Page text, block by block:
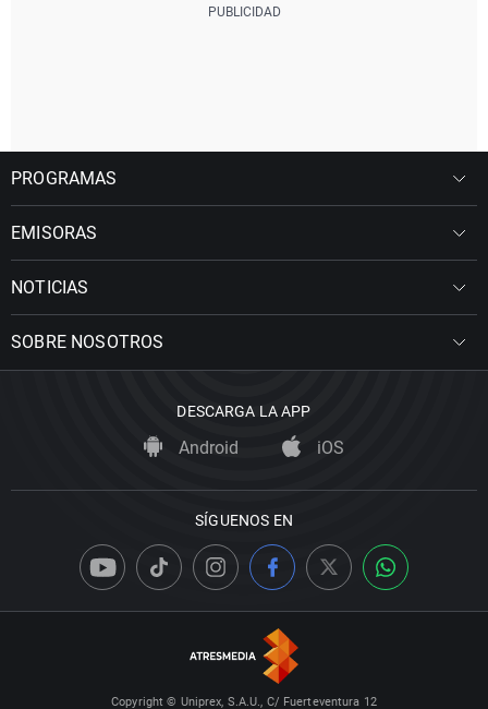
PROGRAMAS
EMISORAS
NOTICIAS
SOBRE NOSOTROS
DESCARGA LA APP
Android iOS
SÍGUENOS EN
Copyright © Uniprex, S.A.U., C/ Fuerteventura 12